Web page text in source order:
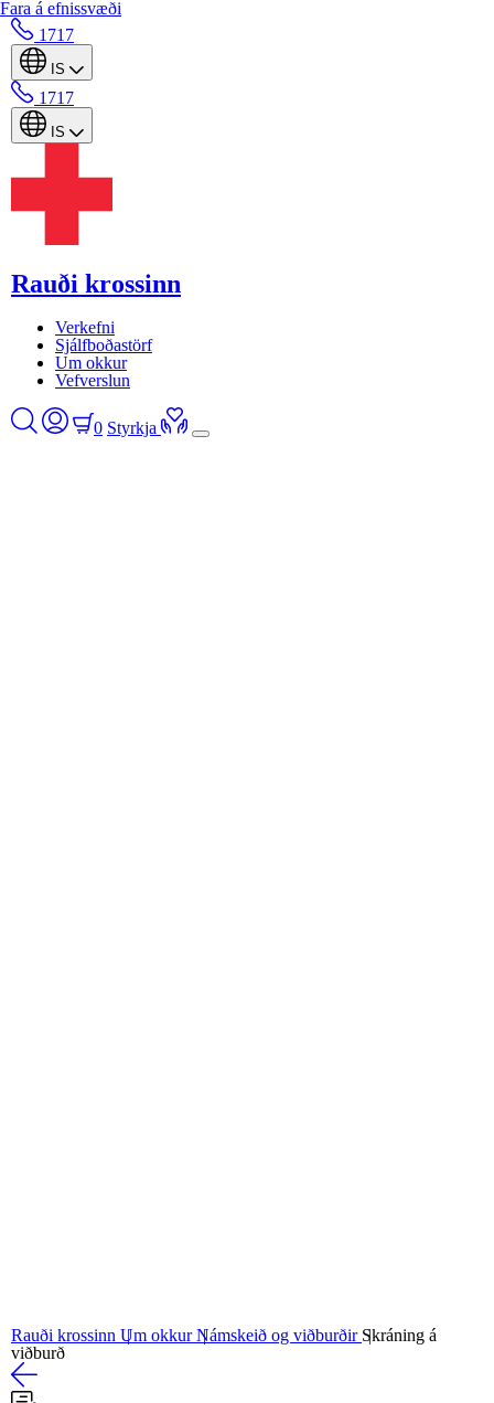
Fara á efnissvæði
1717
IS
1717
IS
Rauði krossinn
Verkefni
Sjálfboðastörf
Um okkur
Vefverslun
0 Styrkja
Rauði krossinn Um okkurNámskeið og viðburðir Skráning á
viðburð